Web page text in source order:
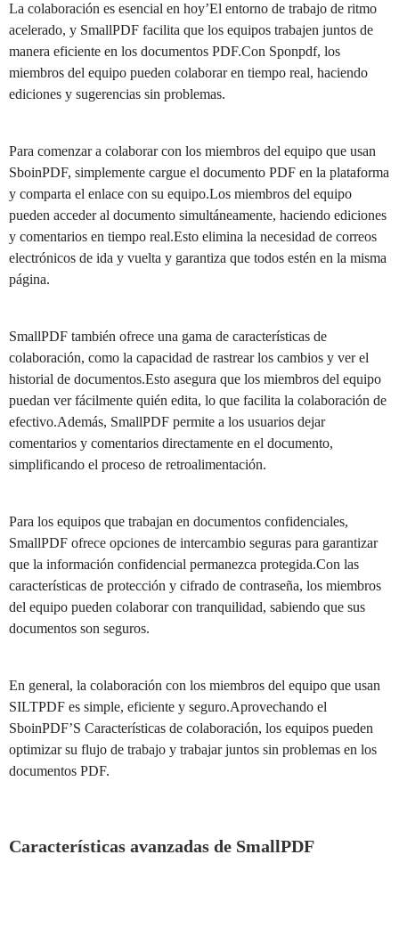
La colaboración es esencial en hoy’El entorno de trabajo de ritmo
acelerado, y SmallPDF facilita que los equipos trabajen juntos de
manera eficiente en los documentos PDF.Con Sponpdf, los
miembros del equipo pueden colaborar en tiempo real, haciendo
ediciones y sugerencias sin problemas.
Para comenzar a colaborar con los miembros del equipo que usan
SboinPDF, simplemente cargue el documento PDF en la plataforma
y comparta el enlace con su equipo.Los miembros del equipo
pueden acceder al documento simultáneamente, haciendo ediciones
y comentarios en tiempo real.Esto elimina la necesidad de correos
electrónicos de ida y vuelta y garantiza que todos estén en la misma
página.
SmallPDF también ofrece una gama de características de
colaboración, como la capacidad de rastrear los cambios y ver el
historial de documentos.Esto asegura que los miembros del equipo
puedan ver fácilmente quién edita, lo que facilita la colaboración de
efectivo.Además, SmallPDF permite a los usuarios dejar
comentarios y comentarios directamente en el documento,
simplificando el proceso de retroalimentación.
Para los equipos que trabajan en documentos confidenciales,
SmallPDF ofrece opciones de intercambio seguras para garantizar
que la información confidencial permanezca protegida.Con las
características de protección y cifrado de contraseña, los miembros
del equipo pueden colaborar con tranquilidad, sabiendo que sus
documentos son seguros.
En general, la colaboración con los miembros del equipo que usan
SILTPDF es simple, eficiente y seguro.Aprovechando el
SboinPDF’S Características de colaboración, los equipos pueden
optimizar su flujo de trabajo y trabajar juntos sin problemas en los
documentos PDF.
Características avanzadas de SmallPDF